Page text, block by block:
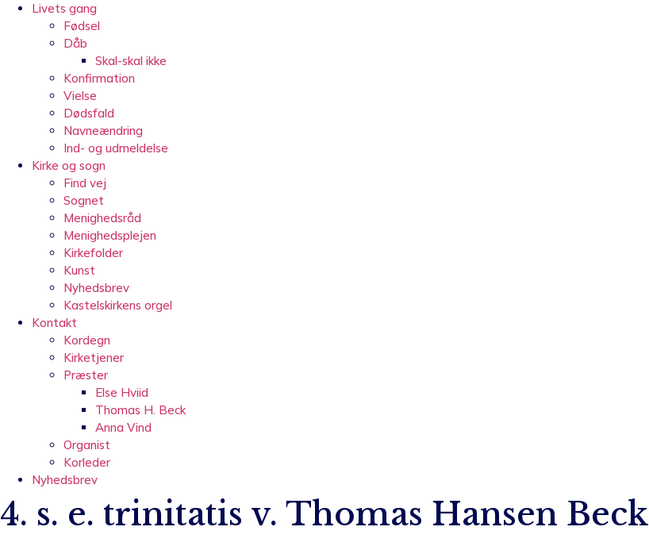
Livets gang
Fødsel
Dåb
Skal-skal ikke
Konfirmation
Vielse
Dødsfald
Navneændring
Ind- og udmeldelse
Kirke og sogn
Find vej
Sognet
Menighedsråd
Menighedsplejen
Kirkefolder
Kunst
Nyhedsbrev
Kastelskirkens orgel
Kontakt
Kordegn
Kirketjener
Præster
Else Hviid
Thomas H. Beck
Anna Vind
Organist
Korleder
Nyhedsbrev
4. s. e. trinitatis v. Thomas Hansen Beck